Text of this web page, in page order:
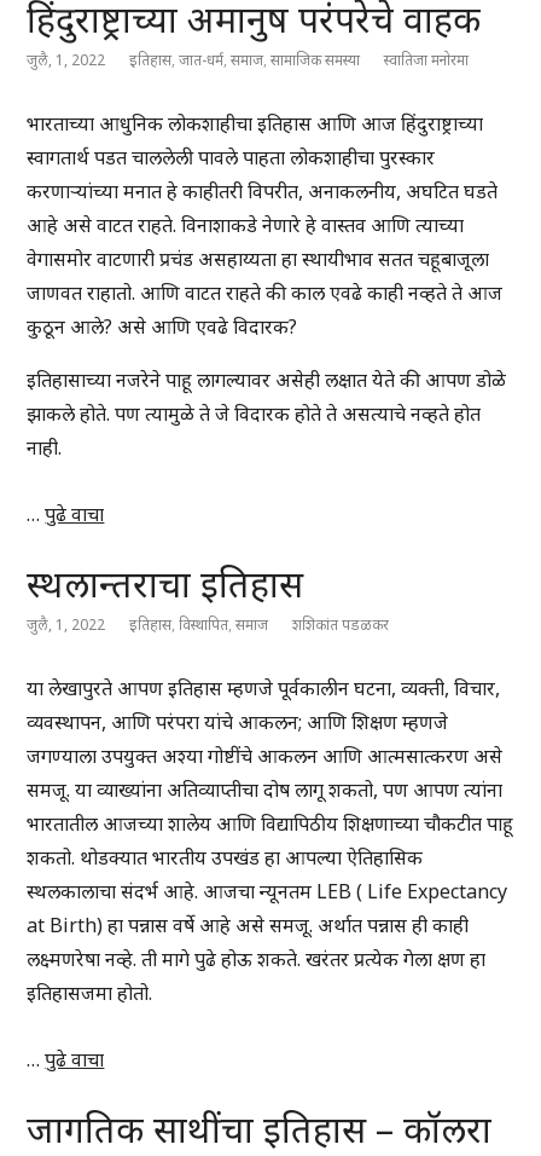
हिंदुराष्ट्राच्या अमानुष परंपरेचे वाहक
जुलै, 1, 2022 इतिहास,जात-धर्म,समाज,सामाजिक समस्या स्वातिजा मनोरमा
भारताच्या आधुनिक लोकशाहीचा इतिहास आणि आज हिंदुराष्ट्राच्या
स्वागतार्थ पडत चाललेली पावले पाहता लोकशाहीचा पुरस्कार
करणाऱ्यांच्या मनात हे काहीतरी विपरीत, अनाकलनीय, अघटित घडते
आहे असे वाटत राहते. विनाशाकडे नेणारे हे वास्तव आणि त्याच्या
वेगासमोर वाटणारी प्रचंड असहाय्यता हा स्थायीभाव सतत चहूबाजूला
जाणवत राहातो. आणि वाटत राहते की काल एवढे काही नव्हते ते आज
कुठून आले? असे आणि एवढे विदारक?
इतिहासाच्या नजरेने पाहू लागल्यावर असेही लक्षात येते की आपण डोळे
झाकले होते. पण त्यामुळे ते जे विदारक होते ते असत्याचे नव्हते होत
नाही.
…पुढे वाचा
स्थलान्तराचा इतिहास
जुलै, 1, 2022 इतिहास,विस्थापित,समाज शशिकांत पडळकर
या लेखापुरते आपण इतिहास म्हणजे पूर्वकालीन घटना, व्यक्ती, विचार,
व्यवस्थापन, आणि परंपरा यांचे आकलन; आणि शिक्षण म्हणजे
जगण्याला उपयुक्त अश्या गोष्टींचे आकलन आणि आत्मसात्करण असे
समजू. या व्याख्यांना अतिव्याप्तीचा दोष लागू शकतो, पण आपण त्यांना
भारतातील आजच्या शालेय आणि विद्यापिठीय शिक्षणाच्या चौकटीत पाहू
शकतो. थोडक्यात भारतीय उपखंड हा आपल्या ऐतिहासिक
स्थलकालाचा संदर्भ आहे. आजचा न्यूनतम LEB ( Life Expectancy
at Birth) हा पन्नास वर्षे आहे असे समजू. अर्थात पन्नास ही काही
लक्ष्मणरेषा नव्हे. ती मागे पुढे होऊ शकते. खरंतर प्रत्येक गेला क्षण हा
इतिहासजमा होतो.
…पुढे वाचा
जागतिक साथींचा इतिहास – कॉलरा